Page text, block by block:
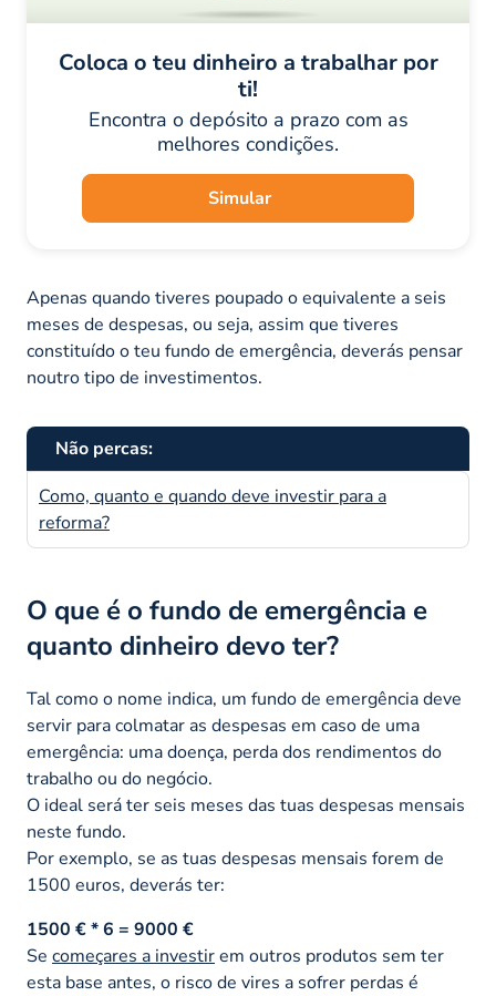
Coloca o teu dinheiro a trabalhar por
ti!
Encontra o depósito a prazo com as
melhores condições.
Simular
Apenas quando tiveres poupado o equivalente a seis
meses de despesas, ou seja, assim que tiveres
constituído o teu fundo de emergência, deverás pensar
noutro tipo de investimentos.
Não percas:
Como, quanto e quando deve investir para a
reforma?
O que é o fundo de emergência e
quanto dinheiro devo ter?
Tal como o nome indica, um fundo de emergência deve
servir para colmatar as despesas em caso de uma
emergência: uma doença, perda dos rendimentos do
trabalho ou do negócio.
O ideal será ter seis meses das tuas despesas mensais
neste fundo.
Por exemplo, se as tuas despesas mensais forem de
1500 euros, deverás ter:
1500 € * 6 = 9000 €
Se começares a investirem outros produtos sem ter
esta base antes, o risco de vires a sofrer perdas é